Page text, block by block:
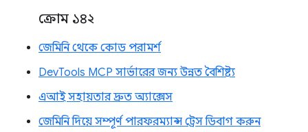
ক্রোম ১৪২
জেমিনি থেকে কোড পরামর্শ
DevTools MCP সার্ভারের জন্য উন্নত বৈশিষ্ট্য
এআই সহায়তার দ্রুত অ্যাক্সেস
জেমিনি দিয়ে সম্পূর্ণ পারফরম্যান্স ট্রেস ডিবাগ করুন